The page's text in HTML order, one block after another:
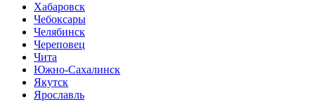
Хабаровск
Чебоксары
Челябинск
Череповец
Чита
Южно-Сахалинск
Якутск
Ярославль